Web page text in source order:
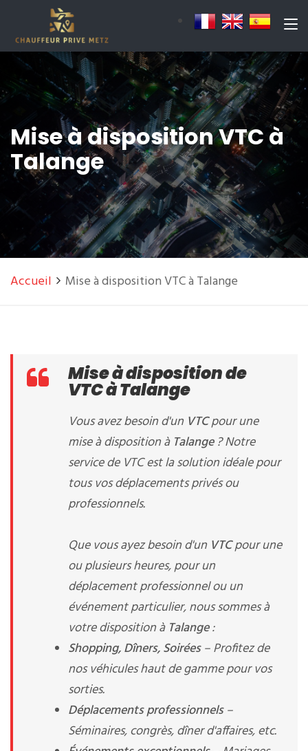
Mise à disposition VTC à
Talange
Accueil Mise à disposition VTC à Talange
Mise à disposition de
VTC à Talange
Vous avez besoin d'un VTCpour une
mise à disposition à Talange? Notre
service de VTC est la solution idéale pour
tous vos déplacements privés ou
professionnels.
Que vous ayez besoin d'un VTCpour une
ou plusieurs heures, pour un
déplacement professionnel ou un
événement particulier, nous sommes à
votre disposition à Talange:
Shopping, Dîners, Soirées– Profitez de
nos véhicules haut de gamme pour vos
sorties.
Déplacements professionnels–
Séminaires, congrès, dîner d'affaires, etc.